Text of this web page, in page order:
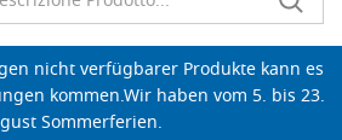
nicht verfügbarer Produkte kann es
kommen.Wir haben vom 5. bis 23.
Sommerferien.